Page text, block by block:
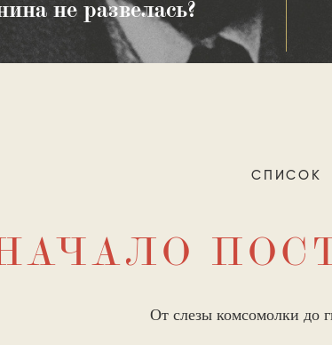
не развелась?
СПИСОК
От слезы комсомолки до